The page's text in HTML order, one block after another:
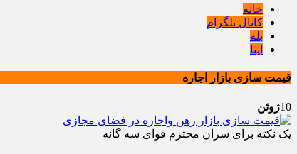
خانه
کانال تلگرام
بله
ایتا
قیمت سازی بازار اجاره
10ژوئن
یک نکته برای سران محترم قوای سه گانه